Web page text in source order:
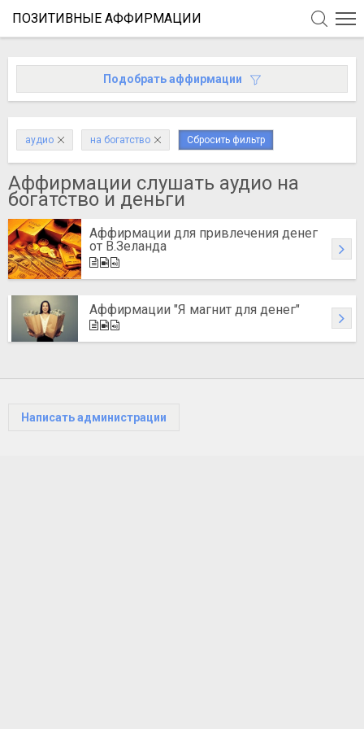
ПОЗИТИВНЫЕ АФФИРМАЦИИ
Подобрать аффирмации
аудио на богатство Сбросить фильтр
Аффирмации слушать аудио на
богатство и деньги
Аффирмации для привлечения денег
от В.Зеланда
Аффирмации "Я магнит для денег"
Написать администрации